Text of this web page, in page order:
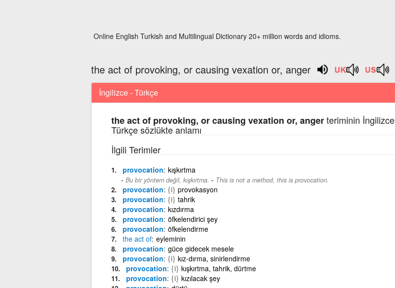
Online English Turkish and Multilingual Dictionary 20+ million words and idioms.
the act of provoking, or causing vexation or, anger
İngilizce - Türkçe
the act of provoking, or causing vexation or, angerteriminin İngilizce
Türkçe sözlükte anlamı
İlgili Terimler
provocation kışkırtma
Bu bir yöntem değil, kışkırtma. - This is not a method, this is provocation.
provocation {i} provokasyon
provocation {i} tahrik
provocation kızdırma
provocation öfkelendirici şey
provocation öfkelendirme
the act of eyleminin
provocation güce gidecek mesele
provocation {i} kız-dırma, sinirlendirme
provocation {i} kışkırtma, tahrik, dürtme
provocation {i} kızılacak şey